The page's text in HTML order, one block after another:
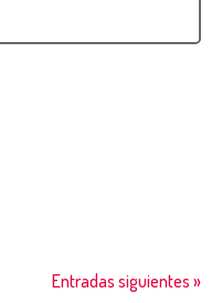
Entradas siguientes »